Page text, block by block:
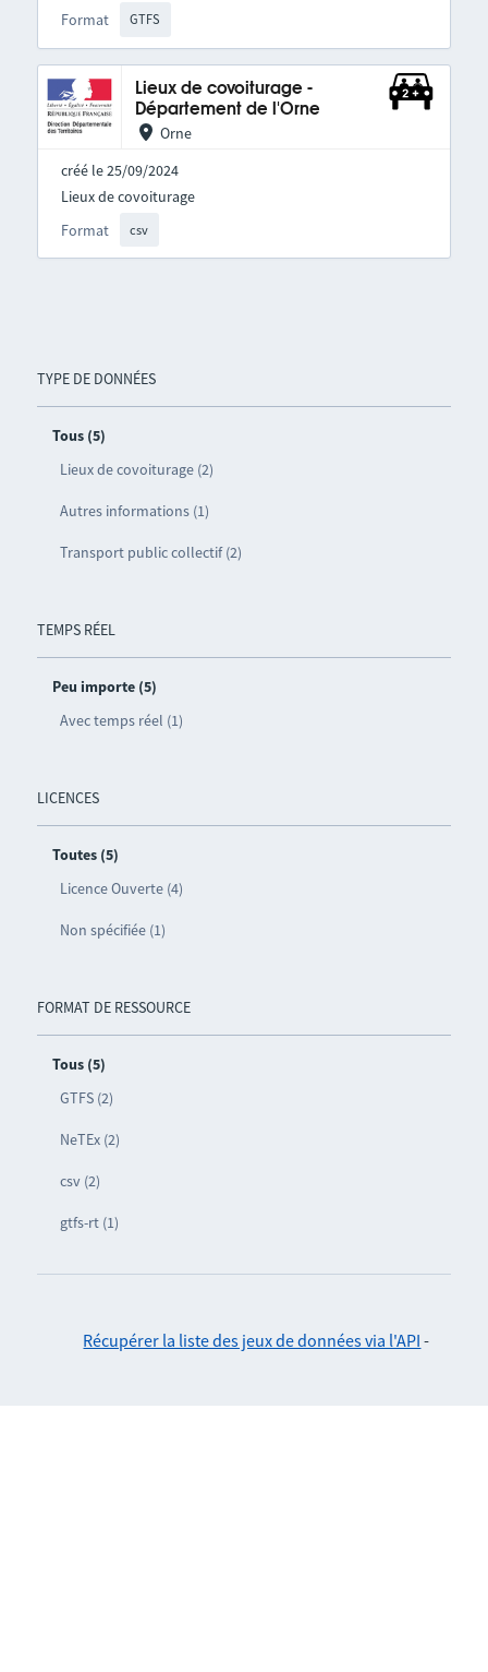
TYPE DE DONNÉES
Tous (5)
Lieux de covoiturage (2)
Autres informations (1)
Transport public collectif (2)
TEMPS RÉEL
Peu importe (5)
Avec temps réel (1)
LICENCES
Toutes (5)
Licence Ouverte (4)
Non spécifiée (1)
FORMAT DE RESSOURCE
Tous (5)
GTFS (2)
NeTEx (2)
csv (2)
gtfs-rt (1)
Format GTFS
Lieux de covoiturage -
Département de l'Orne
Orne
créé le 25/09/2024
Format csv
Lieux de covoiturage
Récupérer la liste des jeux de données via l'API -